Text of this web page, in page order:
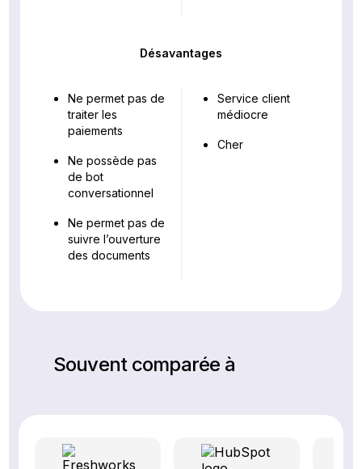
Désavantages
Ne permet pas de
traiter les
paiements
Ne possède pas
de bot
conversationnel
Ne permet pas de
suivre l’ouverture
des documents
Service client
médiocre
Cher
Souvent comparée à